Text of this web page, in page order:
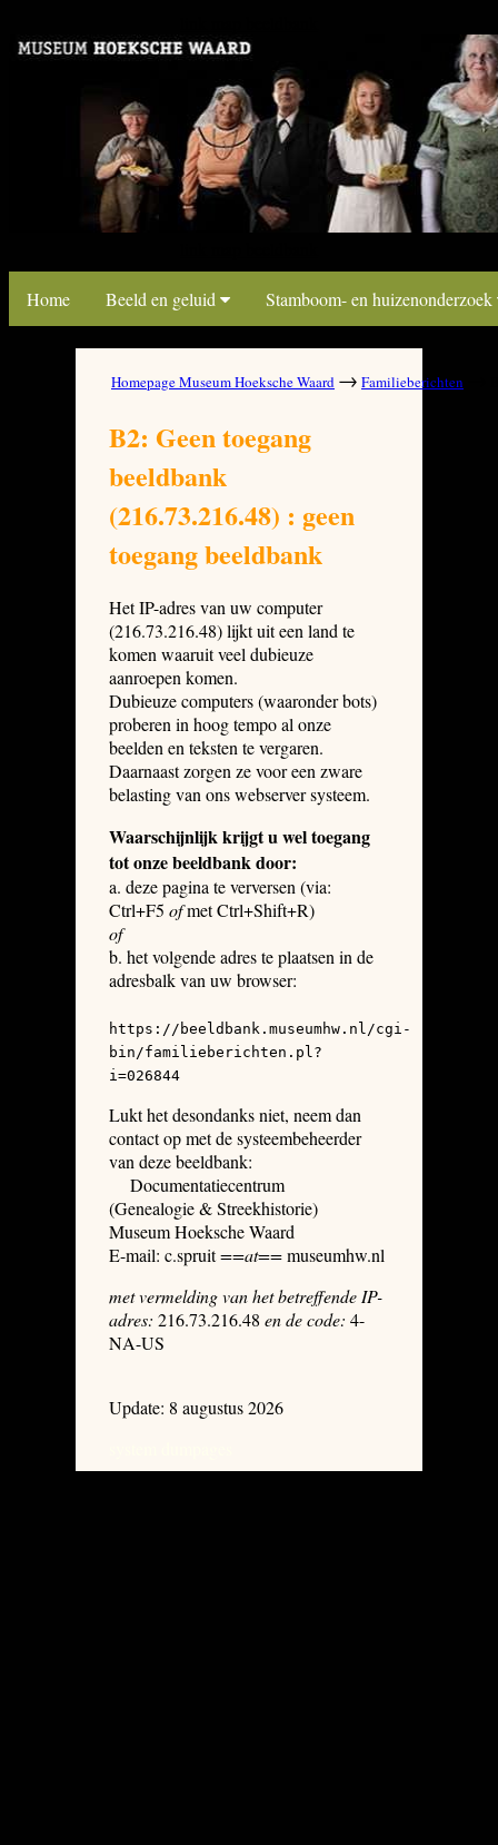
Home Beeld en geluid Stamboom- en huizenonderzoek
Homepage Museum Hoeksche Waard → Familieberichten
B2: Geen toegang
beeldbank
(216.73.216.48) : geen
toegang beeldbank
Het IP-adres van uw computer
(216.73.216.48) lijkt uit een land te
komen waaruit veel dubieuze
aanroepen komen.
Dubieuze computers (waaronder bots)
proberen in hoog tempo al onze
beelden en teksten te vergaren.
Daarnaast zorgen ze voor een zware
belasting van ons webserver systeem.
Waarschijnlijk krijgt u wel toegang
tot onze beeldbank door:
a. deze pagina te verversen (via:
Ctrl+F5 ofmet Ctrl+Shift+R)
of
b. het volgende adres te plaatsen in de
adresbalk van uw browser:
https://beeldbank.museumhw.nl/cgi-
bin/familieberichten.pl?
i=026844
Lukt het desondanks niet, neem dan
contact op met de systeembeheerder
van deze beeldbank:
Documentatiecentrum
(Genealogie & Streekhistorie)
Museum Hoeksche Waard
E-mail: c.spruit==at==museumhw.nl
met vermelding van het betreffende IP-
adres: 216.73.216.48 en de code: 4-
NA-US
Update: 8 augustus 2026